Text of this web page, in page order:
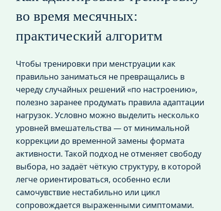
во время месячных:
практический алгоритм
Чтобы тренировки при менструации как
правильно заниматься не превращались в
череду случайных решений «по настроению»,
полезно заранее продумать правила адаптации
нагрузок. Условно можно выделить несколько
уровней вмешательства — от минимальной
коррекции до временной замены формата
активности. Такой подход не отменяет свободу
выбора, но задаёт чёткую структуру, в которой
легче ориентироваться, особенно если
самочувствие нестабильно или цикл
сопровождается выраженными симптомами.